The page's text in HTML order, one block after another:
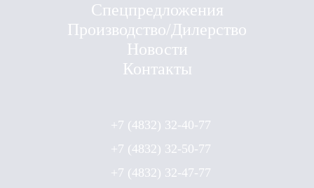
Спецпредложения
Производство/Дилерство
Новости
Контакты
+7 (4832) 32-40-77
+7 (4832) 32-50-77
+7 (4832) 32-47-77